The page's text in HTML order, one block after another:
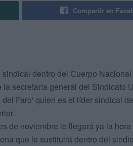
Compartir en
dentro del Cuerpo
secretaría general del Sindicato
Faro' quien es el líder sindical
de noviembre le llegará ya la
que le sustituirá dentro del